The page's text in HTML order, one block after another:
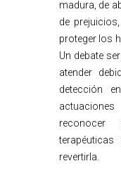
madura, de
de
proteger los
Un debate
atender
detección
revertirla.